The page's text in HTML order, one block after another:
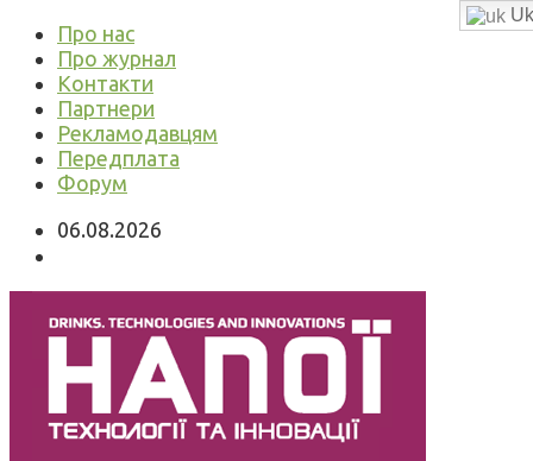
Про нас
Про журнал
Контакти
Партнери
Рекламодавцям
Передплата
Форум
06.08.2026